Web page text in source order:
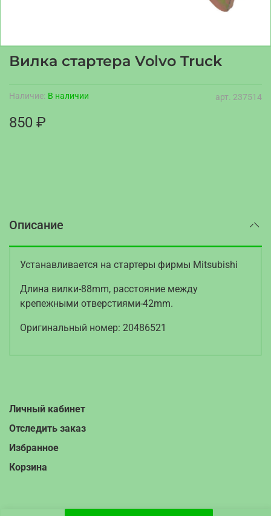
арт. 237514
Наличие: В наличии
Вилка стартера Volvo Truck
850 ₽
Описание
Устанавливается на стартеры фирмы Mitsubishi
Длина вилки-88mm, расстояние между
крепежными отверстиями-42mm.
Оригинальный номер: 20486521
Личный кабинет
Отследить заказ
Избранное
Корзина